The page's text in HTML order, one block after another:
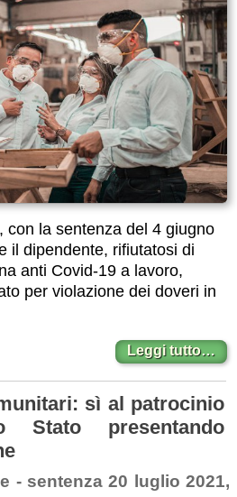
con la sentenza del 4 giugno
il dipendente, rifiutatosi di
anti Covid-19 a lavoro,
per violazione dei doveri in
Leggi tutto…
sì al patrocinio
presentando
- sentenza 20 luglio 2021,